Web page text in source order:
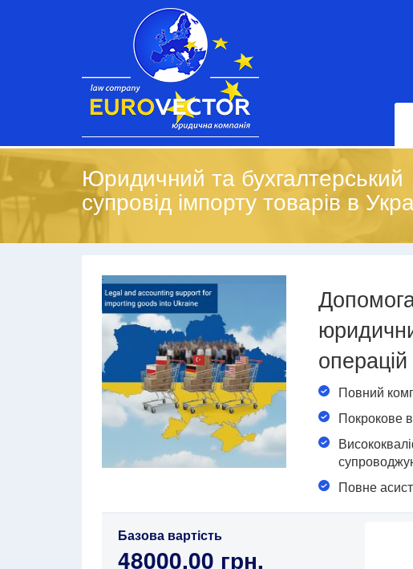
Юридичний та бухгалтерський
супровід імпорту товарів в
операцій
Повний
Покрокове
Повне
Базова вартість
48000.00 грн.